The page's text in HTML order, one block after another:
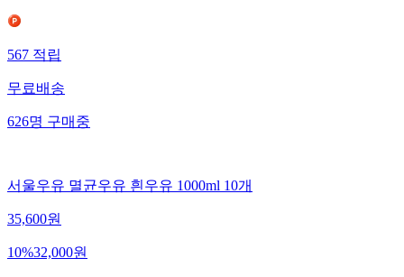
567 적립
무료배송
626명 구매중
서울우유 멸균우유 흰우유 1000ml 10개
35,600원
10%32,000원